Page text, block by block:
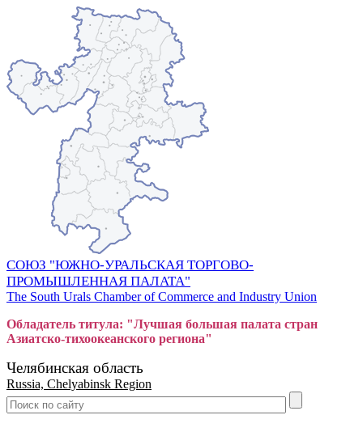
СОЮЗ "ЮЖНО-УРАЛЬСКАЯ ТОРГОВО-
ПРОМЫШЛЕННАЯ ПАЛАТА"
The South Urals Chamber of Commerce and Industry Union
Обладатель титула: "Лучшая большая палата стран
Азиатско-тихоокеанского региона"
Челябинская область
Russia, Chelyabinsk Region